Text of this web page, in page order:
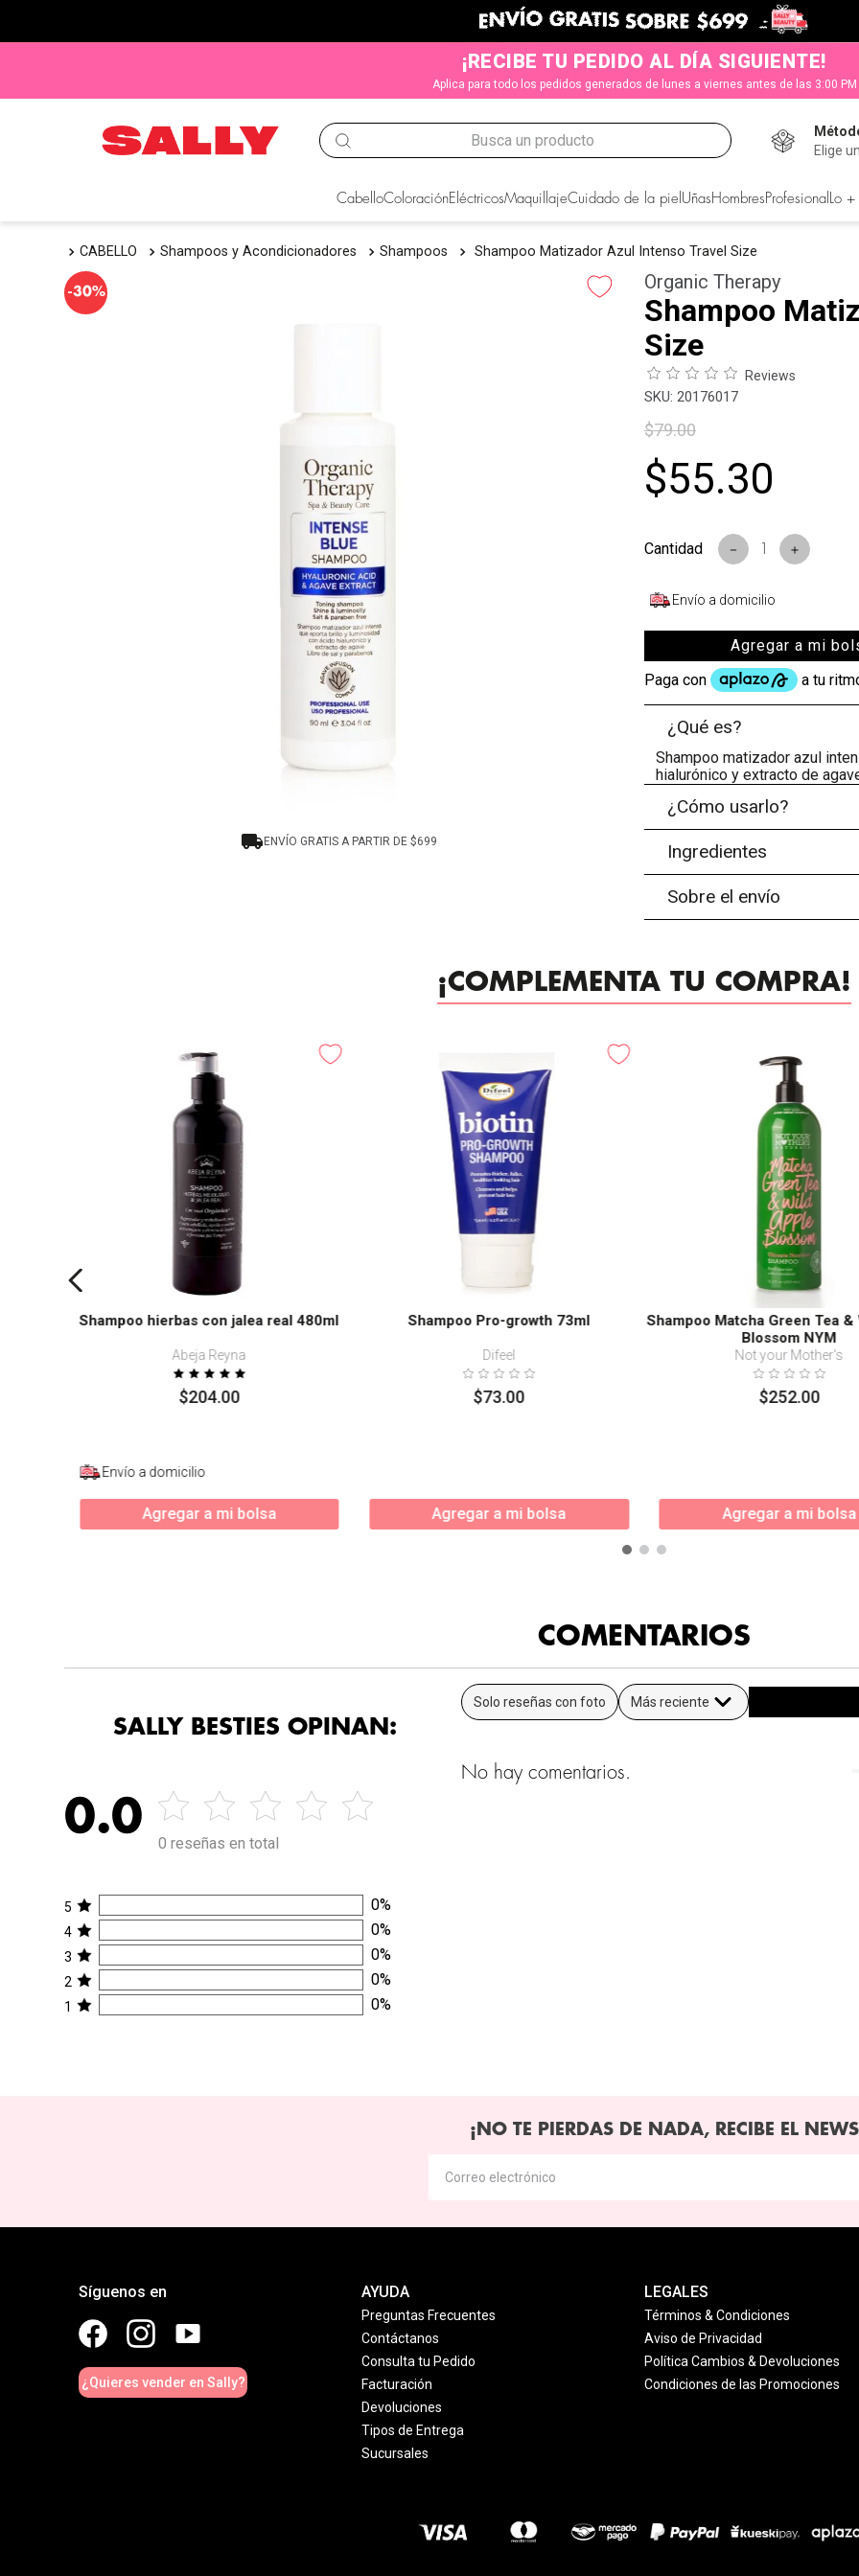
¡RECIBE TU PEDIDO AL DÍA SIGUIENTE!
Aplica para todo los pedidos generados de lunes a viernes antes de las 3:00 PM
Busca un producto
Elige
CabelloColoraciónEléctricosMaquillajeCuidado de la piel Uñas Hombres Profesional Lo
CABELLO Shampoos y Acondicionadores Shampoos Shampoo Matizador Azul Intenso Travel Size
-30%
ENVÍO GRATIS A PARTIR DE $699
Organic Therapy
Shampoo
Size
Reviews
: 20176017
$79.00
$55.30
＋
－
Envío a domicilio
Agregar a mi
¿Qué es?
Shampoo matizador azul
hialurónico y extracto de
¿Cómo usarlo?
Ingredientes
Sobre el envío
¡COMPLEMENTA TU COMPRA!
Shampoo hierbas con jalea real 480ml
Abeja Reyna
$204.00
Envío a domicilio
Agregar a mi bolsa
Shampoo Pro-growth 73ml
Difeel
$73.00
Agregar a mi bolsa
Shampoo Matcha Green Tea
Blossom NYM
Not your Mother's
$252.00
Agregar a mi bolsa
COMENTARIOS
SALLY BESTIES OPINAN:
0.0
0 reseñas en total
5 0%
4 0%
3 0%
2 0%
1 0%
Solo reseñas con foto Más reciente
No hay comentarios.
¡NO TE PIERDAS DE NADA, RECIBE EL
Síguenos en
¿Quieres vender en Sally?
AYUDA
Preguntas Frecuentes
Contáctanos
Consulta tu Pedido
Facturación
Devoluciones
Tipos de Entrega
Sucursales
LEGALES
Términos & Condiciones
Aviso de Privacidad
Política Cambios & Devoluciones
Condiciones de las Promociones
TÉRMINOS MÁS BUSCADOS
2. igora
7
tinte
centella